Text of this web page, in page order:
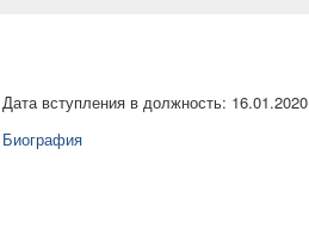
Дата вступления в должность: 16.01.2020
Биография